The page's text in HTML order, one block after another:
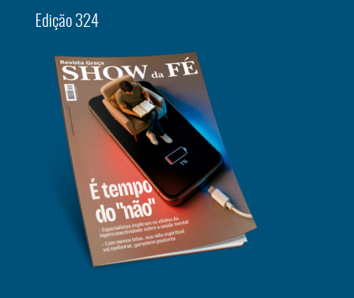
Edição 324